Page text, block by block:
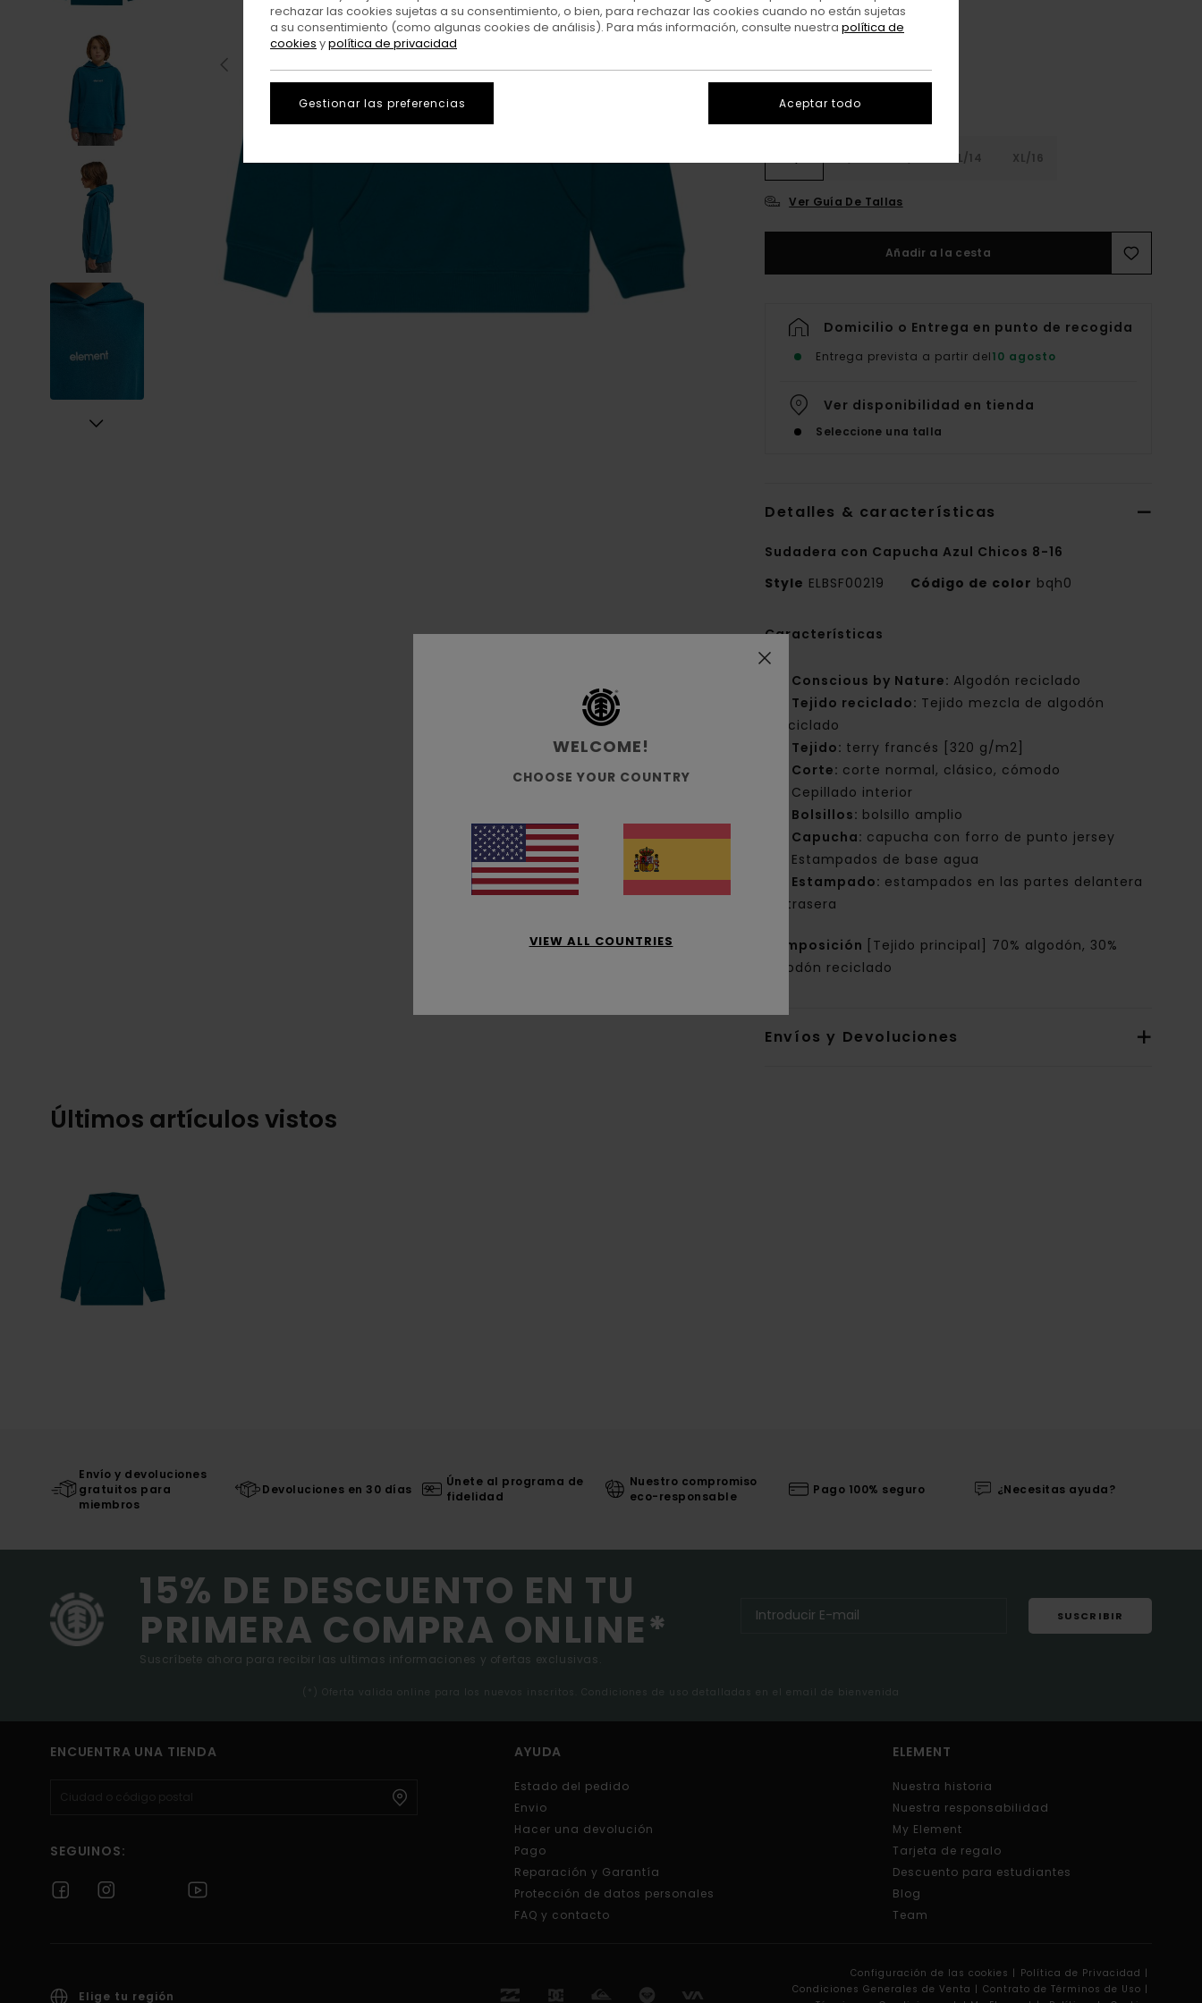
ColorMallard Blue
L/14 XL/16
Ver Guía De Tallas
Añadir a la cesta
Domicilio o Entrega en punto de recogida
Entrega prevista a partir del10 agosto
Ver disponibilidad en tienda
Seleccione una talla
Detalles & características
Sudadera con Capucha Azul Chicos 8-16
Style ELBSF00219 Código de color bqh0
Características
Conscious by Nature: Algodón reciclado
Tejido reciclado: Tejido mezcla de algodón
reciclado
Tejido: terry francés [320 g/m2]
Corte: corte normal, clásico, cómodo
Cepillado interior
Bolsillos: bolsillo amplio
Capucha: capucha con forro de punto jersey
Estampados de base agua
Estampado: estampados en las partes delantera
y trasera
Composición
[Tejido principal] 70% algodón, 30%
algodón reciclado
Envíos y Devoluciones
Últimos artículos vistos
Envío y devoluciones
gratuitos para
miembros
Devoluciones en 30 días
Únete al programa de
fidelidad
Nuestro compromiso
eco-responsable
Pago 100% seguro ¿Necesitas ayuda?
15% DE DESCUENTO EN TU
PRIMERA COMPRA ONLINE*
Suscríbete ahora para recibir las ultimas informaciones y ofertas exclusivas.
SUSCRIBIR
(*) Oferta valida online para los nuevos inscritos. Condiciones de uso detalladas en el email de bienvenida
ENCUENTRA UNA TIENDA
SEGUINOS:
AYUDA
Estado del pedido
Envio
Hacer una devolución
Pago
Reparación y Garantía
Protección de datos personales
FAQ y contacto
ELEMENT
Nuestra historia
Nuestra responsabilidad
My Element
Tarjeta de regalo
Descuento para estudiantes
Blog
Team
Elige tu región
Configuración de las cookies | Política de Privacidad |
Condiciones Generales de Venta | Contrato de Términos de Uso |
WELCOME!
CHOOSE YOUR COUNTRY
VIEW ALL COUNTRIES
rechazar las cookies sujetas a su consentimiento, o bien, para rechazar las cookies cuando no están sujetas
a su consentimiento (como algunas cookies de análisis). Para más información, consulte nuestra política de
cookies ypolítica de privacidad
Gestionar las preferencias Aceptar todo